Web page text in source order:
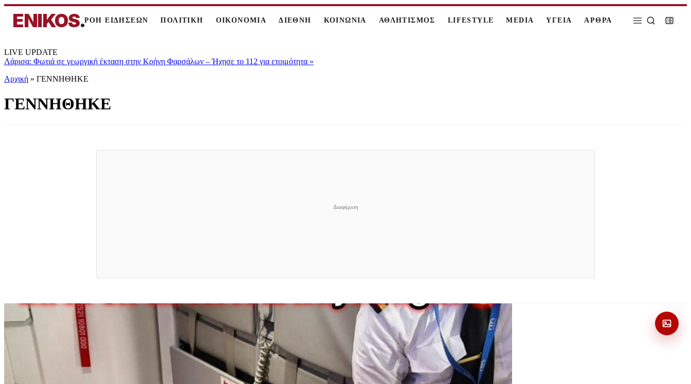
ENIKOS.ΡΟΗ ΕΙΔΗΣΕΩΝ ΠΟΛΙΤΙΚΗ ΟΙΚΟΝΟΜΙΑ ΔΙΕΘΝΗ ΚΟΙΝΩΝΙΑ ΑΘΛΗΤΙΣΜΟΣ LIFESTYLE MEDIA ΥΓΕΙΑ ΑΡΘΡΑ
LIVE UPDATE
Λάρισα: Φωτιά σε γεωργική έκταση στην Κρήνη Φαρσάλων – Ήχησε το 112 για ετοιμότητα »
Αρχική » ΓΕΝΝΗΘΗΚΕ
ΓΕΝΝΗΘΗΚΕ